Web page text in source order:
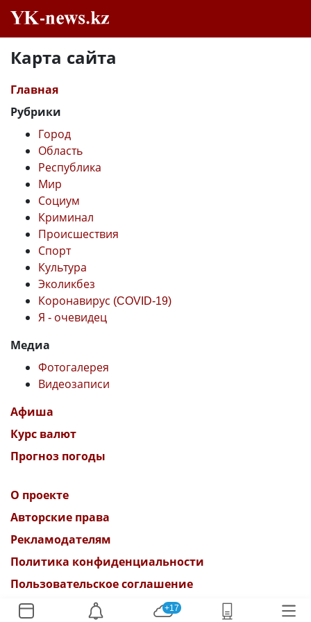
Карта сайта
Главная
Рубрики
Город
Область
Республика
Мир
Социум
Криминал
Происшествия
Спорт
Культура
Эколикбез
Коронавирус (COVID-19)
Я - очевидец
Медиа
Фотогалерея
Видеозаписи
Афиша
Курс валют
Прогноз погоды
О проекте
Авторские права
Рекламодателям
Политика конфиденциальности
Пользовательское соглашение
+17